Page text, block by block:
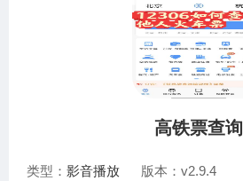
高铁票查询
类型： 影音播放 版本：v2.9.4